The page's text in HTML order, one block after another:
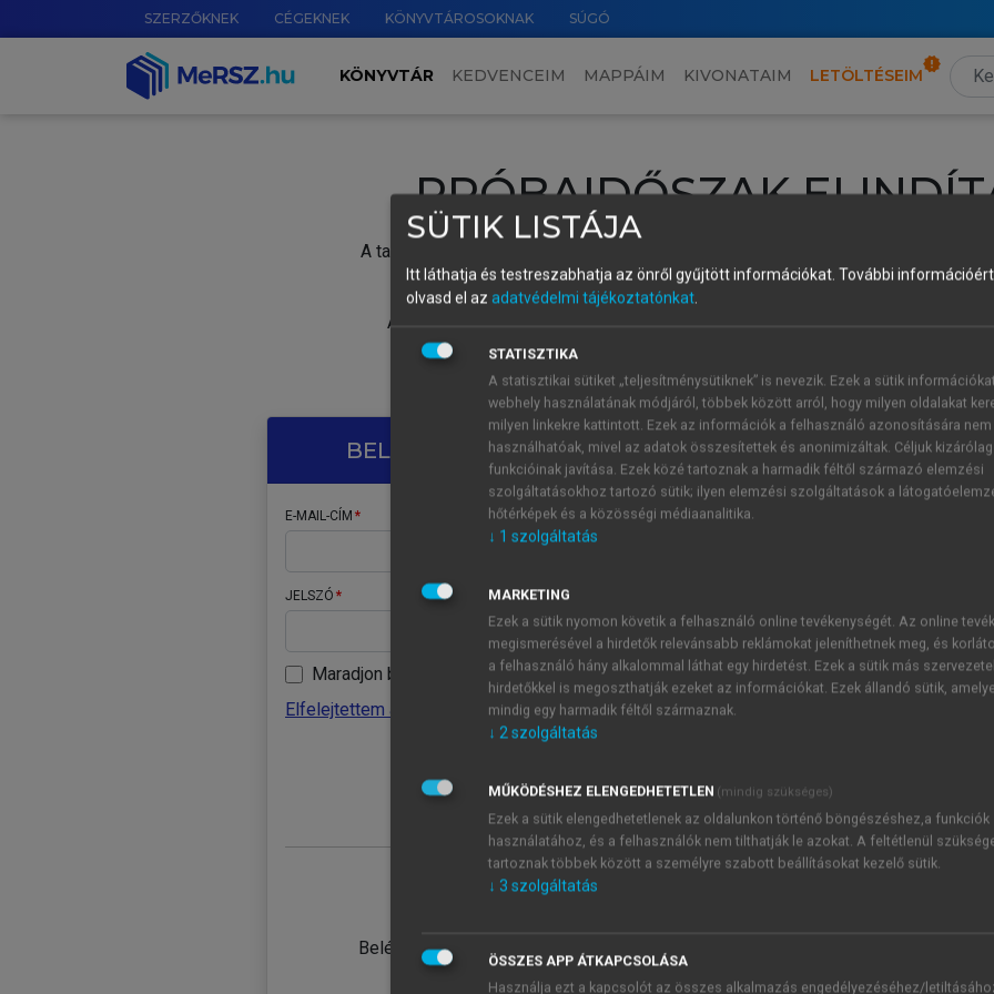
SZERZŐKNEK CÉGEKNEK KÖNYVTÁROSOKNAK SÚGÓ
KÖNYVTÁR KEDVENCEIM MAPPÁIM KIVONATAIM LETÖLTÉSEIM
PRÓBAIDŐSZAK
A tartalom megtekintéséhez lépj be a saját fiókoddal, iskolai azonosítóddal vagy
Új felhasználóként1 óra díjmentes hozzáférésrevagy
A próbaidőszak elindításához,
vagy hozz
A regisztráció után a
BELÉPÉS SAJÁT FIÓKKAL
E-MAIL-CÍM
JELSZÓ
Maradjon belépve
Elfelejtettem a jelszavamat
Belépés intézményi azonosítóval
ÚJ FIÓK
1 óra
JELSZÓ
Kérek értesítést a MeRSZ
Kérek értesítést az
SÜTIK LISTÁJA
Itt láthatja és testreszabhatja az önről gyűjtött információkat. További
olvasd el az adatvédelmi tájékoztatónkat.
STATISZTIKA
A statisztikai sütiket „teljesítménysütiknek” is nevezik. Ezek a sütik
webhely használatának módjáról, többek között arról, hogy milyen oldalakat
milyen linkekre kattintott. Ezek az információk a felhasználó azonosítására nem
használhatóak, mivel az adatok összesítettek és anonimizáltak. Céljuk
funkcióinak javítása. Ezek közé tartoznak a harmadik féltől származó elemzési
szolgáltatásokhoz tartozó sütik; ilyen elemzési szolgáltatások a
hőtérképek és a közösségi médiaanalitika.
↓ 1 szolgáltatás
MARKETING
Ezek a sütik nyomon követik a felhasználó online tevékenységét. Az online
megismerésével a hirdetők relevánsabb reklámokat jeleníthetnek meg, és
a felhasználó hány alkalommal láthat egy hirdetést. Ezek a sütik más
hirdetőkkel is megoszthatják ezeket az információkat. Ezek állandó sütik,
mindig egy harmadik féltől származnak.
↓ 2szolgáltatás
MŰKÖDÉSHEZ ELENGEDHETETLEN (mindig szükséges)
Ezek a sütik elengedhetetlenek az oldalunkon történő böngészéshez,a funkciók
használatához, és a felhasználók nem tilthatják le azokat. A feltétlenül
tartoznak többek között a személyre szabott beállításokat kezelő sütik.
↓ 3 szolgáltatás
ÖSSZES APP ÁTKAPCSOLÁSA
Használja ezt a kapcsolót az összes alkalmazás engedélyezéséhez/